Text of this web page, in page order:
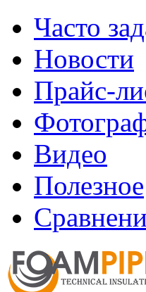
Часто
Новости
Прайс-
Видео
Полезное